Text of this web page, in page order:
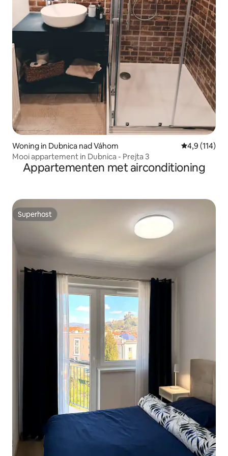
Woning in Dubnica nad Váhom Gemiddelde
4,9 (114)
Mooi appartement in Dubnica - Prejta 3
Appartementen met airconditioning
Superhost
Superhost